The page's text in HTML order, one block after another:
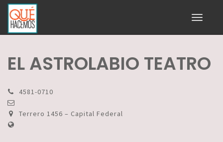
Toggle
EL ASTROLABIO TEATRO
4581-0710
Terrero 1456 – Capital Federal